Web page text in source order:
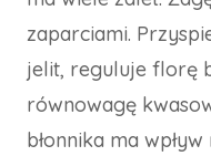
zaparciami.
jelit, reguluje florę
równowagę
błonnika ma